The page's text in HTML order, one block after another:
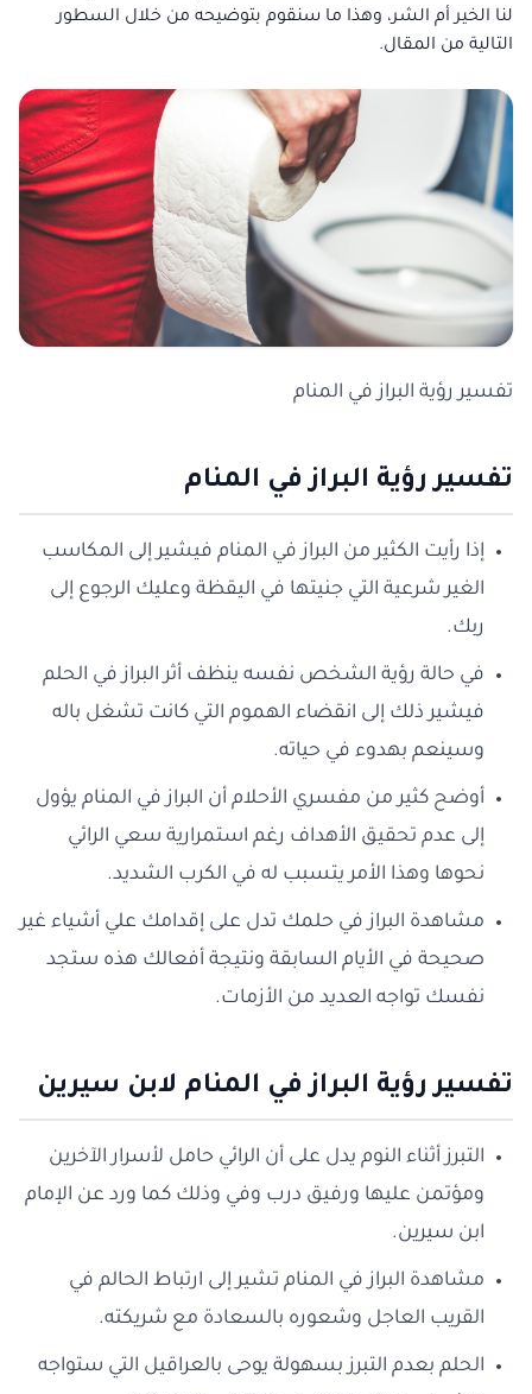
لنا الخير أم الشر، وهذا ما سنقوم بتوضيحه من خلال السطور
التالية من المقال.
تفسير رؤية البراز في المنام
تفسير رؤية البراز في المنام
إذا رأيت الكثير من البراز في المنام فيشير إلى المكاسب
الغير شرعية التي جنيتها في اليقظة وعليك الرجوع إلى
ربك.
في حالة رؤية الشخص نفسه ينظف أثر البراز في الحلم
فيشير ذلك إلى انقضاء الهموم التي كانت تشغل باله
وسينعم بهدوء في حياته.
أوضح كثير من مفسري الأحلام أن البراز في المنام يؤول
إلى عدم تحقيق الأهداف رغم استمرارية سعي الرائي
نحوها وهذا الأمر يتسبب له في الكرب الشديد.
مشاهدة البراز في حلمك تدل على إقدامك علي أشياء غير
صحيحة في الأيام السابقة ونتيجة أفعالك هذه ستجد
نفسك تواجه العديد من الأزمات.
تفسير رؤية البراز في المنام لابن سيرين
التبرز أثناء النوم يدل على أن الرائي حامل لأسرار الآخرين
ومؤتمن عليها ورفيق درب وفي وذلك كما ورد عن الإمام
ابن سيرين.
مشاهدة البراز في المنام تشير إلى ارتباط الحالم في
القريب العاجل وشعوره بالسعادة مع شريكته.
الحلم بعدم التبرز بسهولة يوحى بالعراقيل التي ستواجه